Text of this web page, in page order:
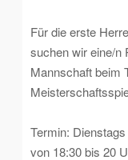
Für die erste
suchen wir eine/n
Mannschaft beim
Termin:
von 18:30 bis 20